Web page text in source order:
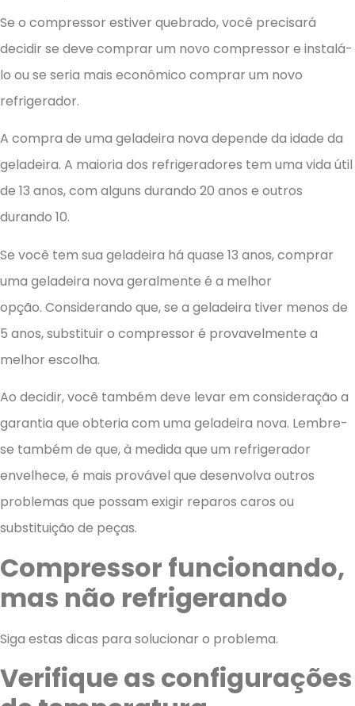
Se o compressor estiver quebrado, você precisará
decidir se deve comprar um novo compressor e instalá-
lo ou se seria mais econômico comprar um novo
refrigerador.
A compra de uma geladeira nova depende da idade da
geladeira. A maioria dos refrigeradores tem uma vida útil
de 13 anos, com alguns durando 20 anos e outros
durando 10.
Se você tem sua geladeira há quase 13 anos, comprar
uma geladeira nova geralmente é a melhor
opção. Considerando que, se a geladeira tiver menos de
5 anos, substituir o compressor é provavelmente a
melhor escolha.
Ao decidir, você também deve levar em consideração a
garantia que obteria com uma geladeira nova. Lembre-
se também de que, à medida que um refrigerador
envelhece, é mais provável que desenvolva outros
problemas que possam exigir reparos caros ou
substituição de peças.
Compressor funcionando,
mas não refrigerando
Siga estas dicas para solucionar o problema.
Verifique as configurações